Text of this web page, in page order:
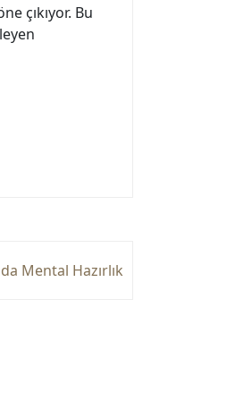
çıkıyor. Bu
Mental Hazırlık